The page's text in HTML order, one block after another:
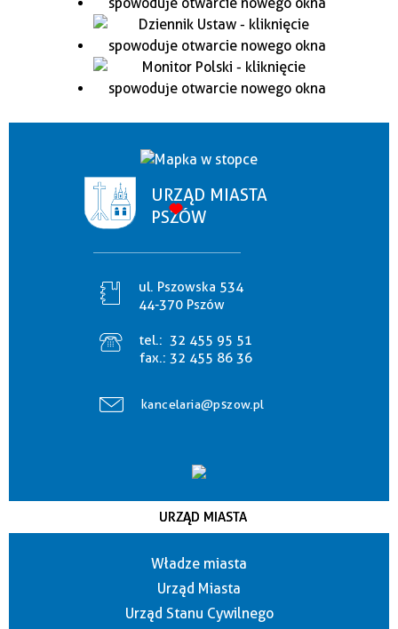
URZĄD MIASTA
PSZÓW
ul. Pszowska 534
44-370 Pszów
tel.: 32 455 95 51
fax.: 32 455 86 36
kancelaria@pszow.pl
URZĄD MIASTA
Władze miasta
Urząd Miasta
Urząd Stanu Cywilnego